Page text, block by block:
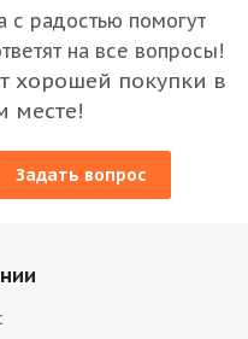
с радостью помогут
на все вопросы!
хорошей покупки в
месте!
Задать вопрос